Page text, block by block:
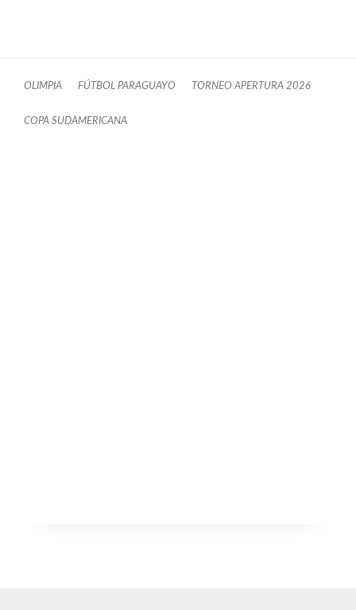
OLIMPIA FÚTBOL PARAGUAYO TORNEO APERTURA 2026
COPA SUDAMERICANA